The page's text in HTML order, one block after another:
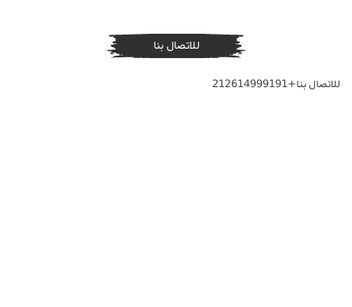
للاتصال بنا
للاتصال بنا+212614999191